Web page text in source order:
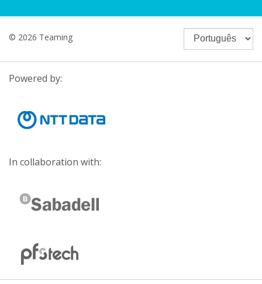
© 2026 Teaming
Powered by:
In collaboration with: